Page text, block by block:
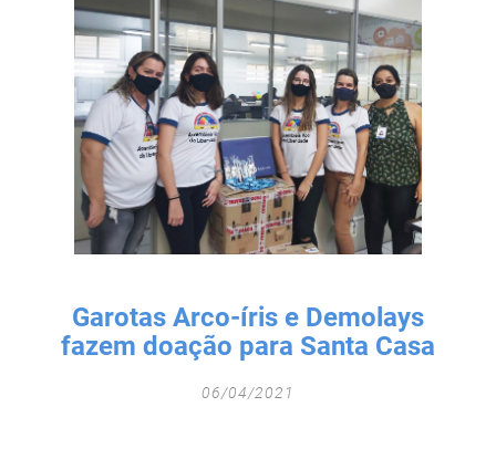
TODOS OS CAMPOS SÃO OBRIGATÓRIOS.
Garotas Arco-íris e Demolays
fazem doação para Santa Casa
06/04/2021